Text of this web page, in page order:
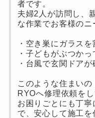
者です。
夫婦2人が訪問し、
な作業でお客様のニ
・空き巣にガラスを
・子どもがぶつか
・台風で玄関ドアが
このような住まい
RYOへ修理依頼を
お困りごとにも丁
で、安心して施工を